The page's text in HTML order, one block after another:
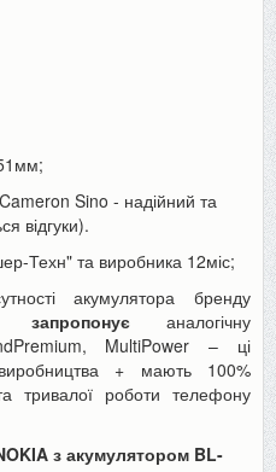
Sino - надійний та
відгуки).
Техн" та виробника 12міс;
акумулятора бренду
запропонуєаналогічну
MultiPower – ці
+ мають 100%
тривалої роботи телефону
з акумулятором BL-